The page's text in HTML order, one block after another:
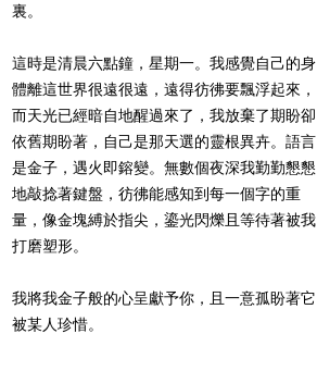
裏。
這時是清晨六點鐘，星期一。我感覺自己的身
體離這世界很遠很遠，遠得彷彿要飄浮起來，
而天光已經暗自地醒過來了，我放棄了期盼卻
依舊期盼著，自己是那天選的靈根異卉。語言
是金子，遇火即鎔變。無數個夜深我勤勤懇懇
地敲捻著鍵盤，彷彿能感知到每一個字的重
量，像金塊縛於指尖，鎏光閃爍且等待著被我
打磨塑形。
我將我金子般的心呈獻予你，且一意孤盼著它
被某人珍惜。